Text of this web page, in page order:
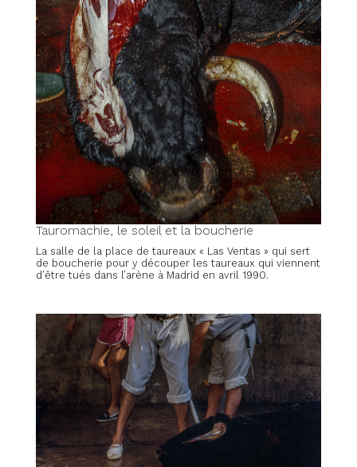
Tauromachie, le soleil et la boucherie
La salle de la place de taureaux « Las Ventas » qui sert
de boucherie pour y découper les taureaux qui viennent
d’être tués dans l’arène à Madrid en avril 1990.